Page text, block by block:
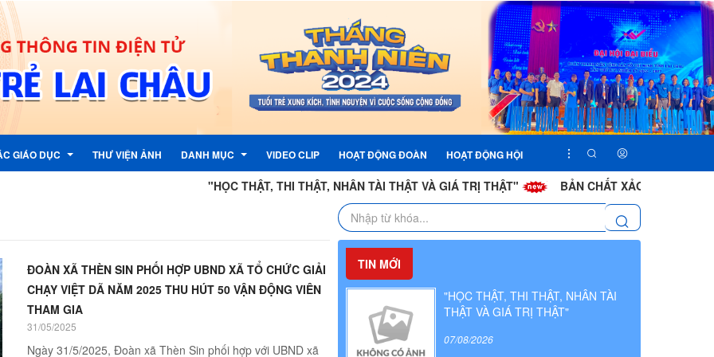
CỦA ĐẢNG
NƯỚC
ĐỒNG
GIÁO DỤC
PHẢN ÁNH, KIẾN NGHỊ
ÁNH , KIẾN NGHỊ
THƯ VIỆN ẢNH DANH MỤC
THƯ ĐIỆN TỬ CÔNG VỤ
VIDEO CLIP HOẠT ĐỘNG ĐOÀN HOẠT ĐỘNG HỘI
"HỌC THẬT, THI THẬT, NHÂN TÀI THẬT VÀ GIÁ TRỊ THẬT"
BẢN CHẤT XẢO TRÁ TRONG CHIẾN
ĐOÀN XÃ THÈN SIN PHỐI HỢP UBND XÃ TỔ CHỨC GIẢI
CHẠY VIỆT DÃ NĂM 2025 THU HÚT 50 VẬN ĐỘNG VIÊN
THAM GIA
31/05/2025
Ngày 31/5/2025, Đoàn xã Thèn Sin phối hợp với UBND xã
TIN MỚI
"HỌC THẬT, THI THẬT, NHÂN TÀI
THẬT VÀ GIÁ TRỊ THẬT"
07/08/2026